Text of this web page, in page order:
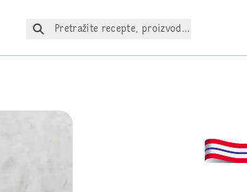
Pretražite recepte, proizvode itd.